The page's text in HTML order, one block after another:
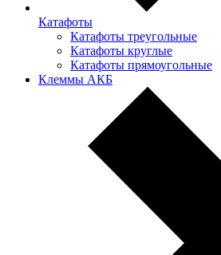
Катафоты
Катафоты треугольные
Катафоты круглые
Катафоты прямоугольные
Клеммы АКБ